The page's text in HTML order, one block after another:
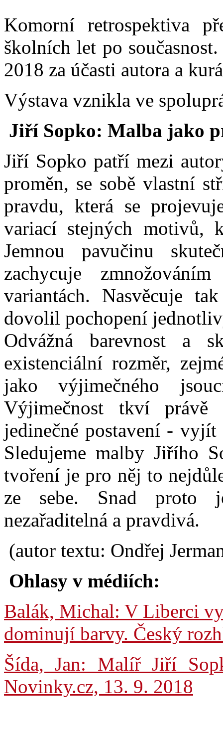
Komorní retrospektiva
školních let po
2018 za účasti autora a
Výstava vznikla ve
Jiří Sopko: Malba jako
Jiří Sopko patří mezi
proměn, se sobě vlastní
pravdu, která se
variací stejných motivů,
Jemnou pavučinu
zachycuje
variantách. Nasvěcuje
dovolil pochopení
Odvážná barevnost a
existenciální rozměr,
jako výjimečného
Výjimečnost tkví
jedinečné postavení - vyjít
Sledujeme malby Jiřího
tvoření je pro něj to
ze sebe. Snad proto
nezařaditelná a pravdivá.
(autor textu: Ondřej
Ohlasy v médiích:
Balák, Michal: V Liberci
dominují barvy. Český
Šída, Jan: Malíř Jiří
Novinky.cz, 13. 9. 2018